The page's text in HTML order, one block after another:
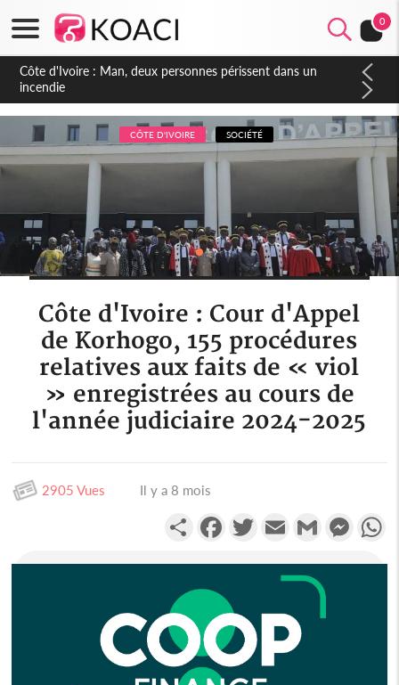
0
Côte d'Ivoire : Séileu, la célébration de la fête nationale
transformée en vaste campagne contre les produits
dépigmentants dangereux
CÔTE D'IVOIRE SOCIÉTÉ
Côte d'Ivoire : Cour d'Appel
de Korhogo, 155 procédures
relatives aux faits de « viol
» enregistrées au cours de
l'année judiciaire 2024-2025
2905 Vues Il y a 8 mois
PartagerFacebookTwitterEmail Gmail